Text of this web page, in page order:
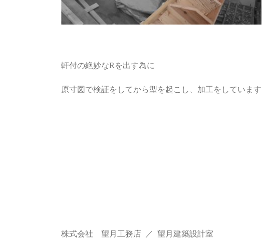
軒付の絶妙なRを出す為に
原寸図で検証をしてから型を起こし、加工をしています
株式会社 望月工務店 ／ 望月建築設計室